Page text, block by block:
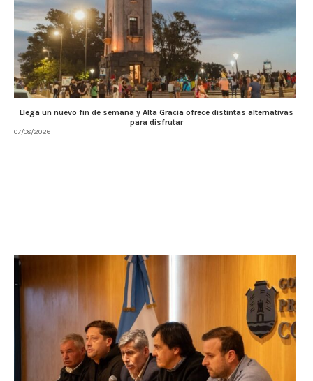
Llega un nuevo fin de semana y Alta Gracia ofrece distintas alternativas
para disfrutar
07/08/2026